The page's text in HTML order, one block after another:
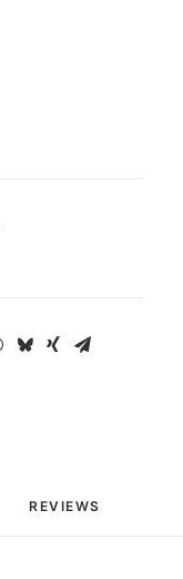
REVIEWS